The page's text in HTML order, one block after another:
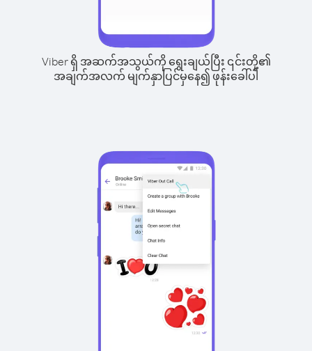
Viber ရှိ အဆက်အသွယ်ကို ရွေးချယ်ပြီး ၎င်းတို့၏
အချက်အလက် မျက်နှာပြင်မှနေ၍ ဖုန်းခေါ်ပါ